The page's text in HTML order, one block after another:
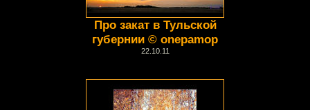
Про закат в Тульской
губернии © onepamop
22.10.11